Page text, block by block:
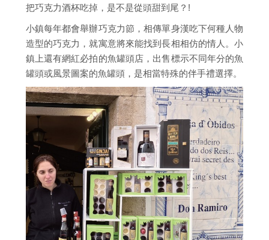
把巧克力酒杯吃掉，是不是從頭甜到尾？!
小鎮每年都會舉辦巧克力節，相傳單身漢吃下何種人物
造型的巧克力，就寓意將來能找到長相相仿的情人。小
鎮上還有網紅必拍的魚罐頭店，出售標示不同年分的魚
罐頭或風景圖案的魚罐頭，是相當特殊的伴手禮選擇。